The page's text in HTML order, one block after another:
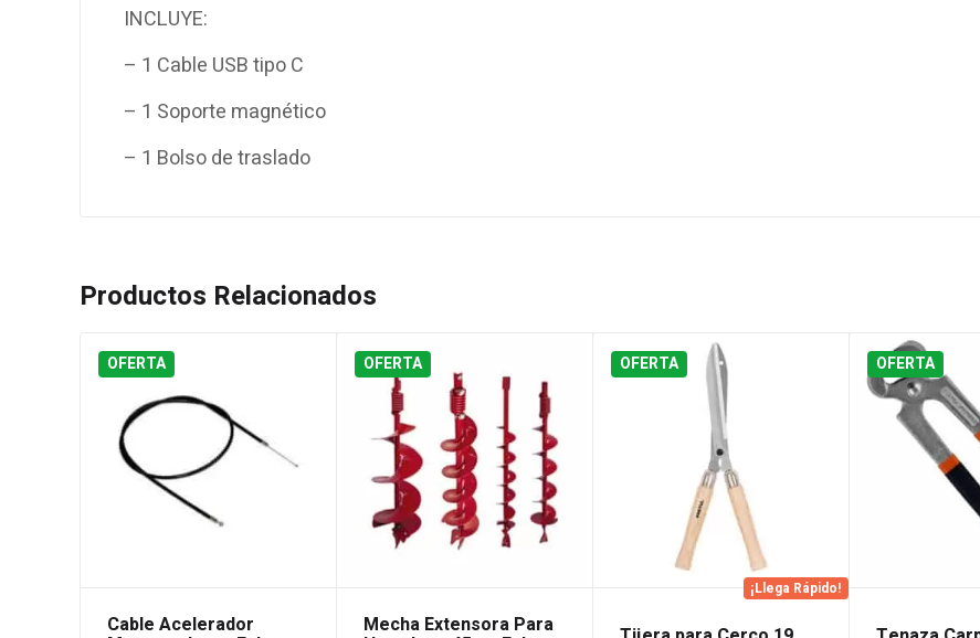
INCLUYE:
– 1 Cable USB tipo C
– 1 Soporte magnético
– 1 Bolso de traslado
Productos Relacionados
OFERTA
Cable Acelerador
OFERTA
Mecha Extensora Para
OFERTA
¡Llega Rápido!
OFERTA